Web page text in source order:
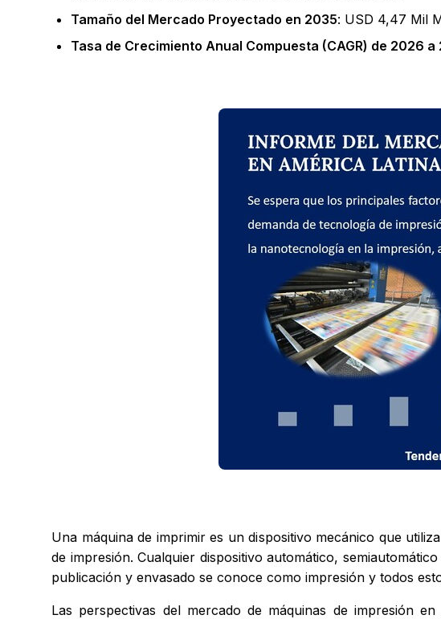
Tamaño del Mercado Proyectado en 2035: USD 4,47 Mil
Tasa de Crecimiento Anual Compuesta (CAGR) de 2026 a
Una máquina de imprimir es un dispositivo mecánico que
de impresión. Cualquier dispositivo automático,
publicación y envasado se conoce como impresión y todos
Las perspectivas del mercado de máquinas de impresión